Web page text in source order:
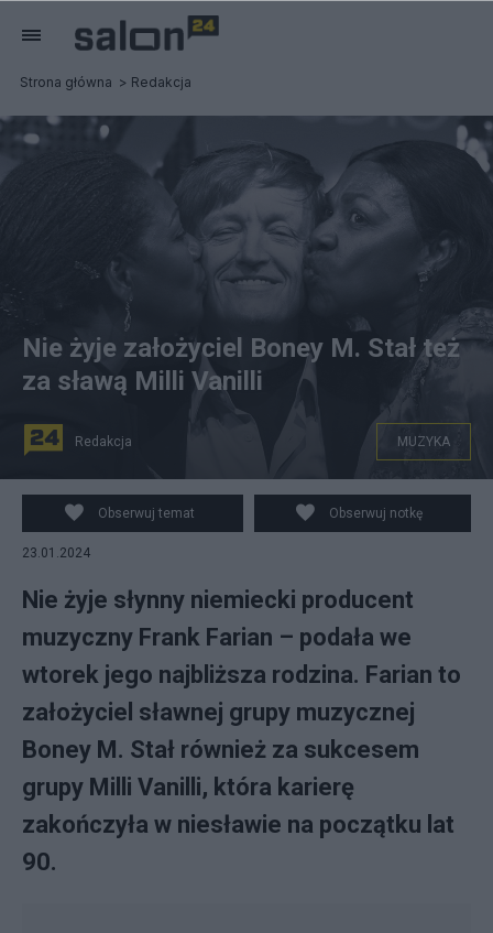
Strona główna Redakcja
Frank Farian. Fot. PAP/EPA/JENS KALAENE
Nie żyje założyciel Boney M. Stał też
za sławą Milli Vanilli
Redakcja MUZYKA
Obserwuj temat Obserwuj notkę
23.01.2024
Nie żyje słynny niemiecki producent
muzyczny Frank Farian – podała we
wtorek jego najbliższa rodzina. Farian to
założyciel sławnej grupy muzycznej
Boney M. Stał również za sukcesem
grupy Milli Vanilli, która karierę
zakończyła w niesławie na początku lat
90.